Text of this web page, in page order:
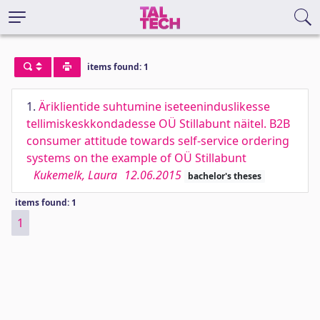
items found: 1
1. Äriklientide suhtumine iseteeninduslikesse
tellimiskeskkondadesse OÜ Stillabunt näitel. B2B
consumer attitude towards self-service ordering
systems on the example of OÜ Stillabunt
Kukemelk, Laura 12.06.2015 bachelor's theses
items found: 1
1